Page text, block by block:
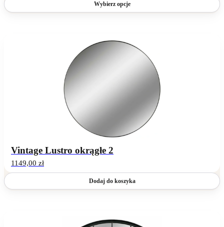
233,70 zł
Wybierz opcje
Vintage Lustro okrągłe 2
1149,00 zł
Dodaj do koszyka